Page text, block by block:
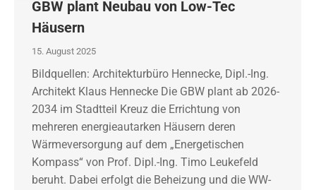
GBW plant Neubau von Low-Tec
Häusern
15. August 2025
Bildquellen: Architekturbüro Hennecke, Dipl.-Ing.
Architekt Klaus Hennecke Die GBW plant ab 2026-
2034 im Stadtteil Kreuz die Errichtung von
mehreren energieautarken Häusern deren
Wärmeversorgung auf dem „Energetischen
Kompass“ von Prof. Dipl.-Ing. Timo Leukefeld
beruht. Dabei erfolgt die Beheizung und die WW-